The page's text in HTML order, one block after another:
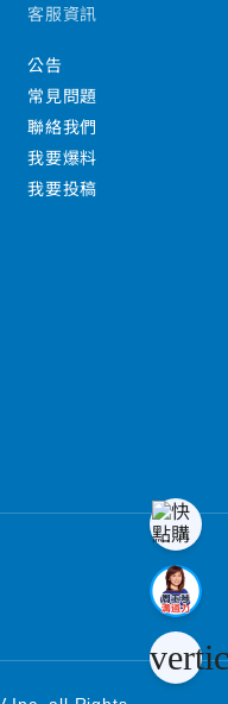
客服資訊
公告
常見問題
聯絡我們
我要爆料
我要投稿